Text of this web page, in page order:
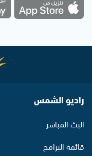
راديو الشمس
البث المباشر
قائمة البرامج